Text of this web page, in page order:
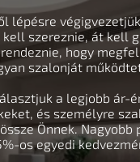
lépésre
kell szereznie, át kell
hogy
szalonját
a legjobb ár-
és személyre
Önnek. Nagyobb
os egyedi